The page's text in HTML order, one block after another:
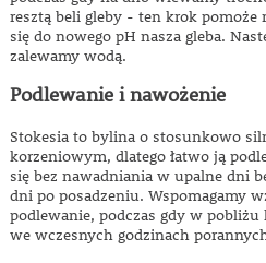
resztą beli gleby - ten krok pomoże
się do nowego pH nasza gleba.
zalewamy wodą.
Podlewanie i nawożenie
Stokesia to bylina o stosunkowo
korzeniowym, dlatego łatwo ją
się bez nawadniania w upalne dni
dni po posadzeniu. Wspomagamy
podlewanie, podczas gdy w pobliżu
we wczesnych godzinach